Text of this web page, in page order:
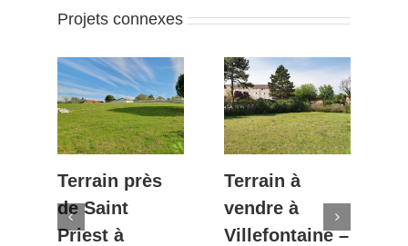
Projets connexes
Terrain près
de Saint
Priest à
Terrain à
vendre à
Villefontaine –